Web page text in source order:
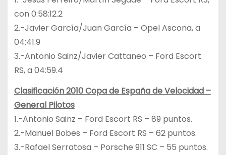
con 0:58:12.2
2.-Javier García/Juan García – Opel Ascona, a
04:41.9
3.-Antonio Sainz/Javier Cattaneo – Ford Escort
RS, a 04:59.4
Clasificación 2010 Copa de España de Velocidad –
General Pilotos
1.-Antonio Sainz – Ford Escort RS – 89 puntos.
2.-Manuel Bobes – Ford Escort RS – 62 puntos.
3.-Rafael Serratosa – Porsche 911 SC – 55 puntos.